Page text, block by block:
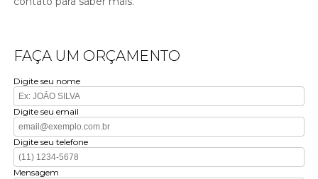
FAÇA UM ORÇAMENTO
Digite seu nome
Digite seu email
Digite seu telefone
Mensagem